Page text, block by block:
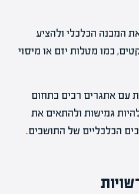
המבנה הכלכלי ולהציע
כמו מטלות יזם או מיסוי
עם אתגרים רבים בתחום
גמישות ולהתאים את
הכלכליים של התושבים.